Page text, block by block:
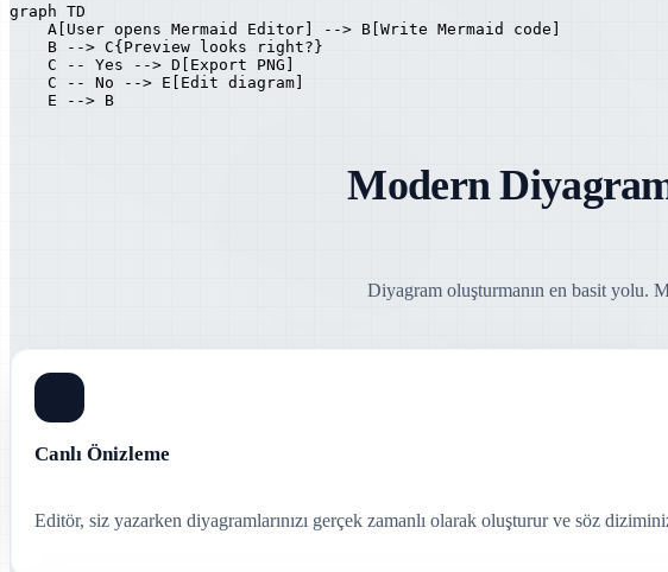
graph TD
    A[User opens Mermaid Editor] --> B[Write Mermaid code]
    B --> C{Preview looks right?}
    C -- Yes --> D[Export PNG]
    C -- No --> E[Edit diagram]
    E --> B
Modern
Diyagram oluşturmanın en basit yolu.
Canlı Önizleme
Editör, siz yazarken diyagramlarınızı gerçek zamanlı olarak oluşturur ve söz